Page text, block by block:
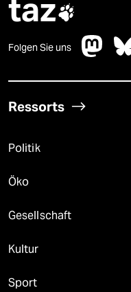
taz
Folgen Sie uns
Ressorts
Politik
Öko
Gesellschaft
Kultur
Sport